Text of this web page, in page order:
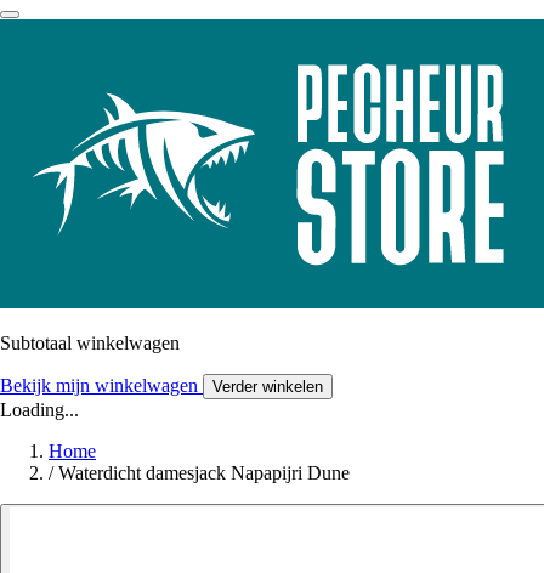
Subtotaal winkelwagen
Bekijk mijn winkelwagen Verder winkelen
Loading...
Home
/ Waterdicht damesjack Napapijri Dune